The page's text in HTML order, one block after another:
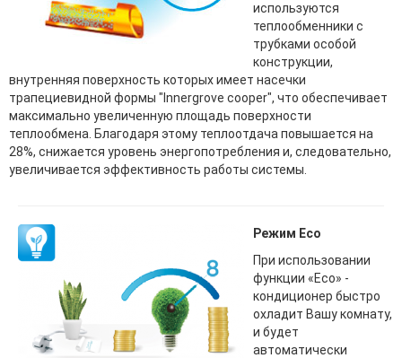
используются
теплообменники с
трубками особой
конструкции,
внутренняя поверхность которых имеет насечки
трапециевидной формы "Innergrove cooper", что обеспечивает
максимально увеличенную площадь поверхности
теплообмена. Благодаря этому теплоотдача повышается на
28%, снижается уровень энергопотребления и, следовательно,
увеличивается эффективность работы системы.
Режим Eco
При использовании
функции «Eco» -
кондиционер быстро
охладит Вашу комнату,
и будет
автоматически